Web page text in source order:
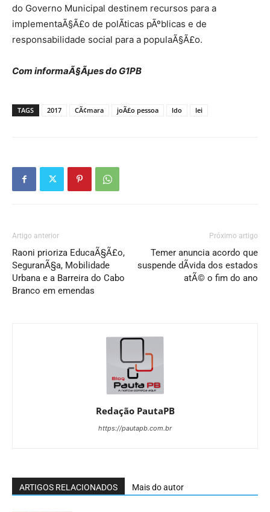
do Governo Municipal destinem recursos para a
implementaÃ§Ã£o de polÃ­ticas pÃºblicas e de
responsabilidade social para a populaÃ§Ã£o.
Com informaÃ§Ãµes do G1PB
TAGS 2017 CÃ¢mara joÃ£o pessoa ldo lei
Artigo anterior
Raoni prioriza EducaÃ§Ã£o,
SeguranÃ§a, Mobilidade
Urbana e a Barreira do Cabo
Branco em emendas
Próximo artigo
Temer anuncia acordo que
suspende dÃ­vida dos estados
atÃ© o fim do ano
Redação PautaPB
https://pautapb.com.br
ARTIGOS RELACIONADOS Mais do autor